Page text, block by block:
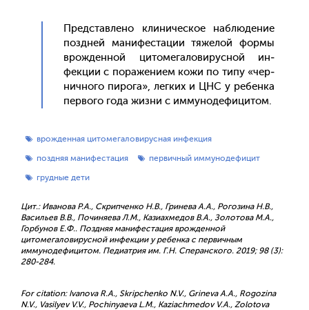
Пред­став­ле­но кли­ничес­кое наб­лю­дение
поз­дней ма­нифес­та­ции тя­желой фор­мы
врож­денной ци­томе­гало­вирус­ной ин­
фекции с по­раже­ни­ем ко­жи по ти­пу «чер­
нично­го пи­рога», лег­ких и ЦНС у ре­бен­ка
пер­во­го го­да жиз­ни с им­му­ноде­фици­том.
врожденная цитомегаловирусная инфекция
поздняя манифестация
первичный иммунодефицит
грудные дети
Цит.: Иванова Р.А., Скрипченко Н.В., Гринева А.А., Рогозина Н.В.,
Васильев В.В., Починяева Л.М., Казиахмедов В.А., Золотова М.А.,
Горбунов Е.Ф.. Поздняя манифестация врожденной
цитомегаловирусной инфекции у ребенка с первичным
иммунодефицитом. Педиатрия им. Г.Н. Сперанского. 2019; 98 (3):
280-284.
For citation: Ivanova R.A., Skripchenko N.V., Grineva A.A., Rogozina
N.V., Vasilyev V.V., Pochinyaeva L.M., Kaziachmedov V.A., Zolotova